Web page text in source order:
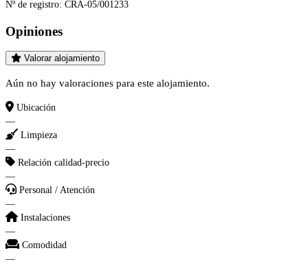
Nº de registro: CRA-05/001233
Opiniones
Valorar alojamiento
Aún no hay valoraciones para este alojamiento.
Ubicación
—
Limpieza
—
Relación calidad-precio
—
Personal / Atención
—
Instalaciones
—
Comodidad
—